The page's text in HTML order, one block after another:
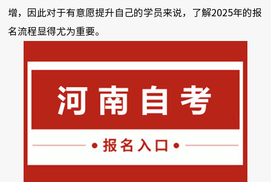
增，因此对于有意愿提升自己的学员来说，了解2025年的报
名流程显得尤为重要。